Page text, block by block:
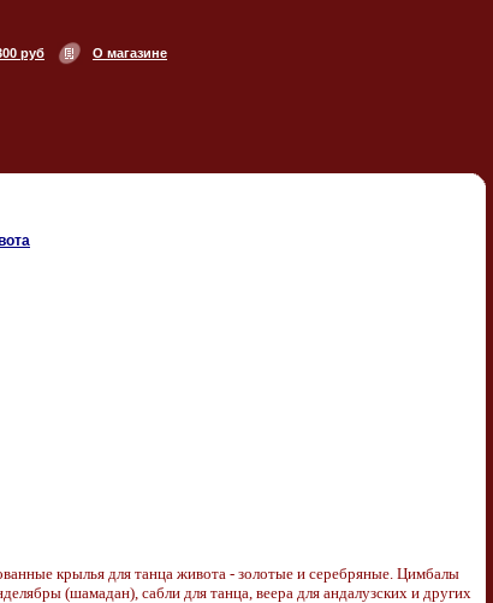
руб
О магазине
крылья для танца живота - золотые и серебряные. Цимбалы
(шамадан), сабли для танца, веера для андалузских и других